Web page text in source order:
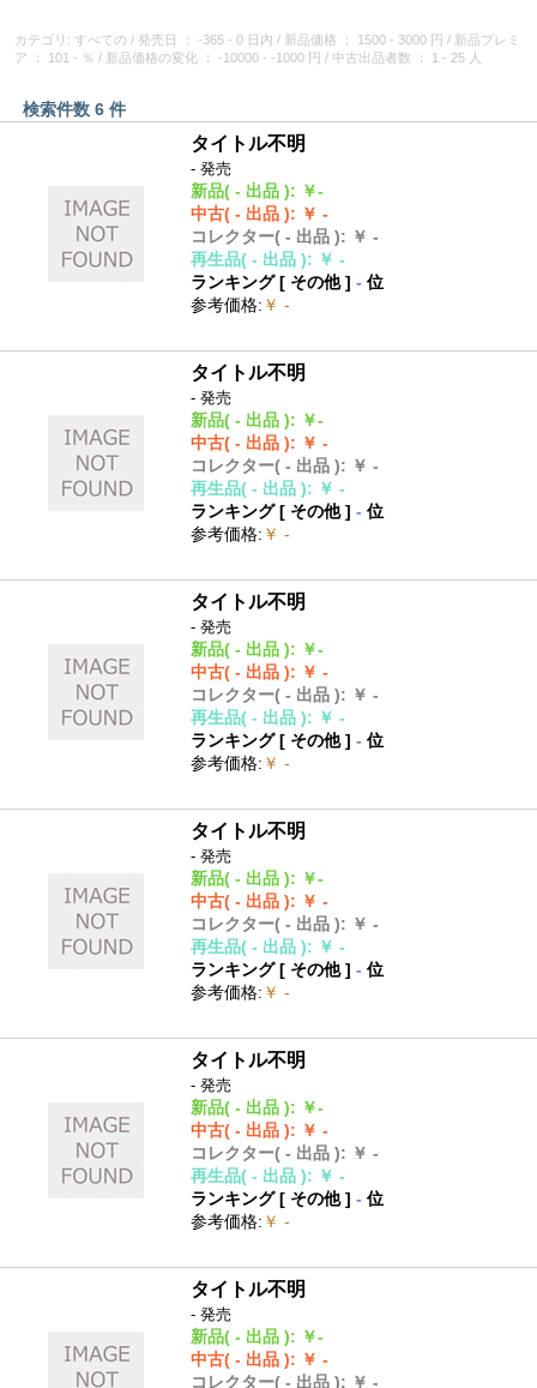
カテゴリ: すべての / 発売日 ： -365 - 0 日内 / 新品価格 ： 1500 - 3000 円 / 新品プレミ
ア
： 101 - ％ / 新品価格の変化 ： -10000 - -1000 円 / 中古出品者数 ： 1 - 25 人
検索件数 6 件
タイトル不明
- 発売
新品( - 出品 ): ￥-
中古( - 出品 ): ￥ -
コレクター( - 出品 ): ￥ -
再生品( - 出品 ): ￥ -
ランキング [ その他]- 位
参考価格: ￥ -
タイトル不明
- 発売
新品( - 出品 ): ￥-
中古( - 出品 ): ￥ -
コレクター( - 出品 ): ￥ -
再生品( - 出品 ): ￥ -
ランキング [ その他]- 位
参考価格: ￥ -
タイトル不明
- 発売
新品( - 出品 ): ￥-
中古( - 出品 ): ￥ -
コレクター( - 出品 ): ￥ -
再生品( - 出品 ): ￥ -
ランキング [ その他]- 位
参考価格: ￥ -
タイトル不明
- 発売
新品( - 出品 ): ￥-
中古( - 出品 ): ￥ -
コレクター( - 出品 ): ￥ -
再生品( - 出品 ): ￥ -
ランキング [ その他]- 位
参考価格: ￥ -
タイトル不明
- 発売
新品( - 出品 ): ￥-
中古( - 出品 ): ￥ -
コレクター( - 出品 ): ￥ -
再生品( - 出品 ): ￥ -
ランキング [ その他]- 位
参考価格: ￥ -
タイトル不明
- 発売
新品( - 出品 ): ￥-
中古( - 出品 ): ￥ -
コレクター( - 出品 ): ￥ -